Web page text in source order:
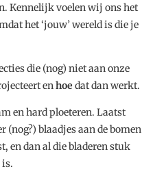
Kennelijk voelen wij ons het
het ‘jouw’ wereld is die je
die (nog) niet aan onze
enhoe dat dan werkt.
en hard ploeteren. Laatst
(nog?) blaadjes aan de bomen
en dan al die bladeren stuk
is.